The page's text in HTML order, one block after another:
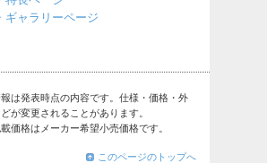
ギャラリーページ
は発表時点の内容です。仕様・価格・外
が変更されることがあります。
価格はメーカー希望小売価格です。
このページのトップへ